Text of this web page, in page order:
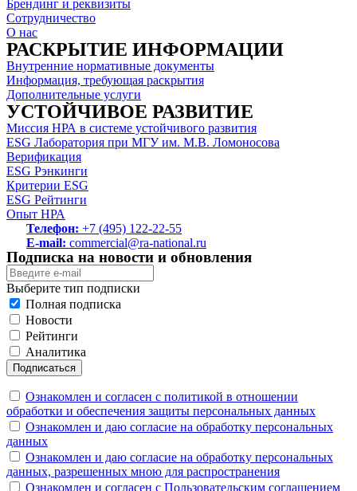
Брендинг и реквизиты
Сотрудничество
О нас
РАСКРЫТИЕ ИНФОРМАЦИИ
Внутренние нормативные документы
Информация, требующая раскрытия
Дополнительные услуги
УСТОЙЧИВОЕ РАЗВИТИЕ
Миссия НРА в системе устойчивого развития
ESG Лаборатория при МГУ им. М.В. Ломоносова
Верификация
ESG Рэнкинги
Критерии ESG
ESG Рейтинги
Опыт НРА
Телефон: +7 (495) 122-22-55
E-mail: commercial@ra-national.ru
Подписка на новости и обновления
Выберите тип подписки
Полная подписка
Новости
Рейтинги
Аналитика
Подписаться
Ознакомлен и согласен с политикой в отношении
обработки и обеспечения защиты персональных данных
Ознакомлен и даю согласие на обработку персональных
данных
Ознакомлен и даю согласие на обработку персональных
данных, разрешенных мною для распространения
Ознакомлен и согласен с Пользовательским соглашением